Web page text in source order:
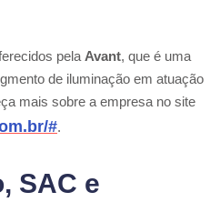
pela Avant, que é uma
de iluminação em atuação
mais sobre a empresa no site
#.
SAC e